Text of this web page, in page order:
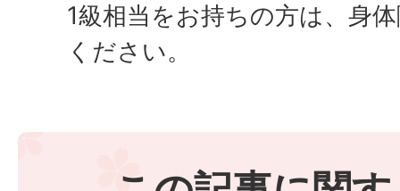
1級相当をお持ちの方は、身
ください。